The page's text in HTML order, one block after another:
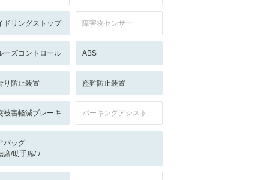
ドリングストップ 障害物センサー
ーズコントロール ABS
り防止装置 盗難防止装置
被害軽減ブレーキ パーキングアシスト
バッグ
席/助手席/-/-